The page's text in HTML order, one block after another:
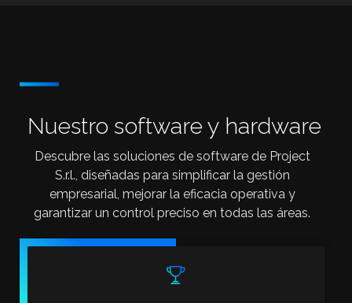
Nuestro software y hardware
Descubre las soluciones de software de Project
S.r.l., diseñadas para simplificar la gestión
empresarial, mejorar la eficacia operativa y
garantizar un control preciso en todas las áreas.